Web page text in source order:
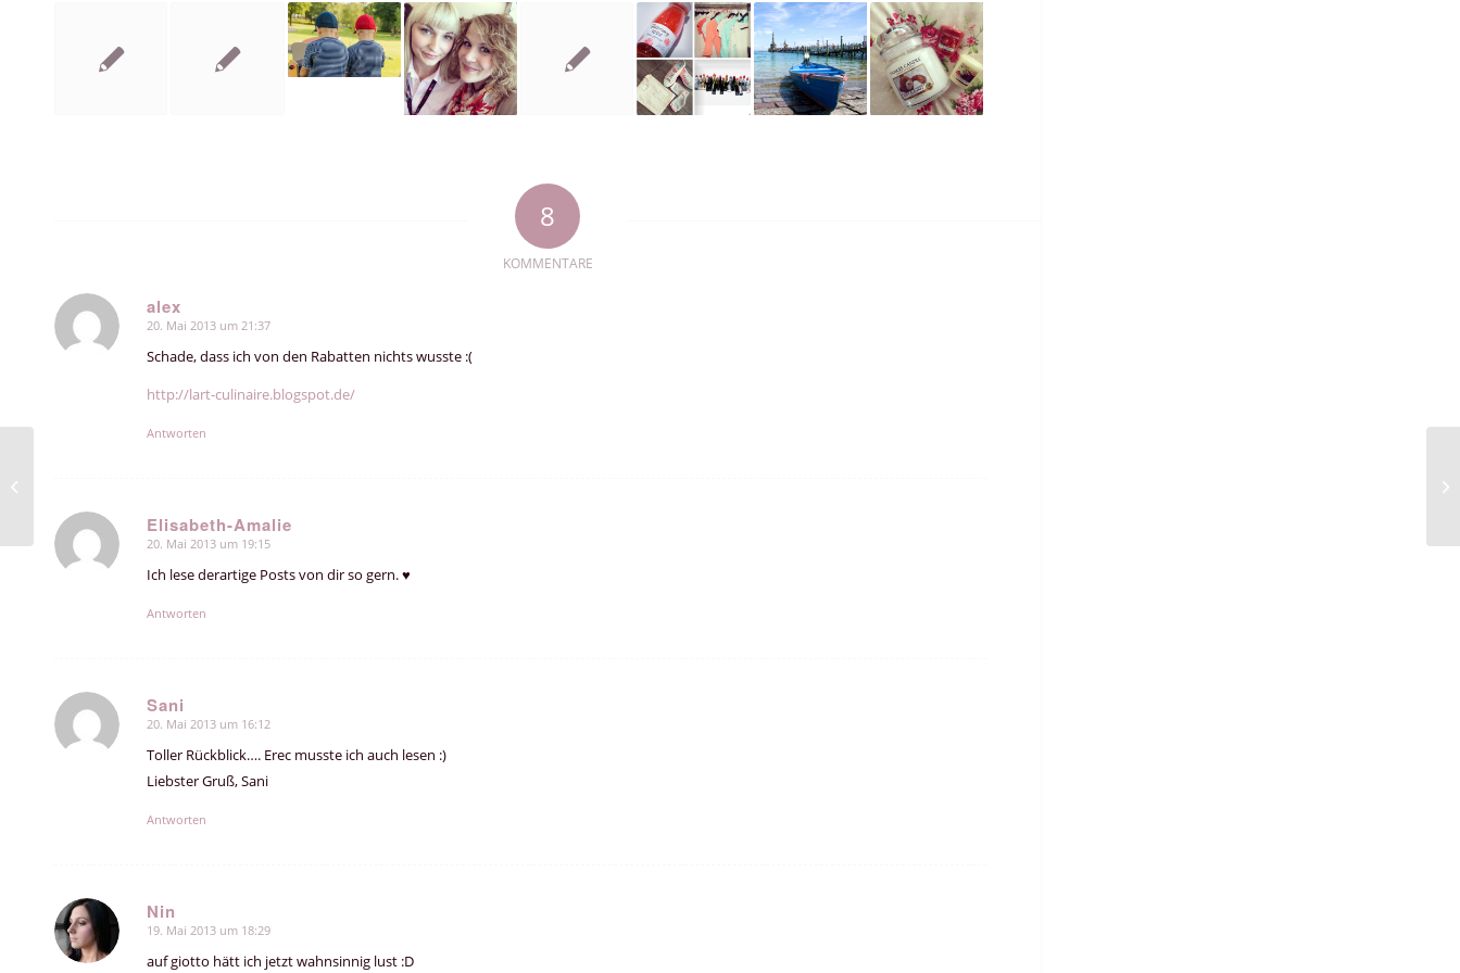
8
KOMMENTARE
alex
sagte:
20. Mai 2013 um 21:37
Schade, dass ich von den Rabatten nichts wusste :(
http://lart-culinaire.blogspot.de/
Antworten
Elisabeth-Amalie
sagte:
20. Mai 2013 um 19:15
Ich lese derartige Posts von dir so gern. ♥
Antworten
Sani
sagte:
20. Mai 2013 um 16:12
Toller Rückblick…. Erec musste ich auch lesen :)
Liebster Gruß, Sani
Antworten
Nin
sagte:
19. Mai 2013 um 18:29
auf giotto hätt ich jetzt wahnsinnig lust :D